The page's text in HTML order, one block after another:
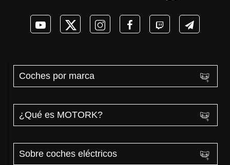
Coches por marca
¿Qué es MOTORK?
Sobre coches eléctricos